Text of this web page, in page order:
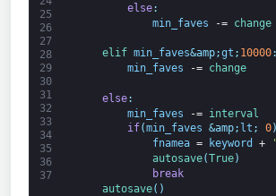
25
26
27
28
29
30
31
32
33
34
35
36
37
else:
min_faves
-= change
elif min_faves&amp;gt ; 10000:
min_faves
-= change
else:
min_faves
-=
interval
if(min_faves &amp; lt ; 0)
fnamea = keyword +
autosave(True)
break
autosave( )